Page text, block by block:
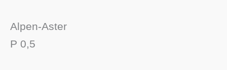
Alpen-Aster
P 0,5